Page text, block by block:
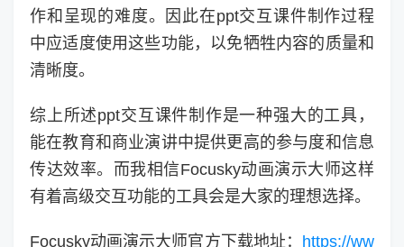
作和呈现的难度。因此在ppt交互课件制作过程
中应适度使用这些功能，以免牺牲内容的质量和
清晰度。
综上所述ppt交互课件制作是一种强大的工具，
能在教育和商业演讲中提供更高的参与度和信息
传达效率。而我相信Focusky动画演示大师这样
有着高级交互功能的工具会是大家的理想选择。
Focusky动画演示大师官方下载地址： https://ww